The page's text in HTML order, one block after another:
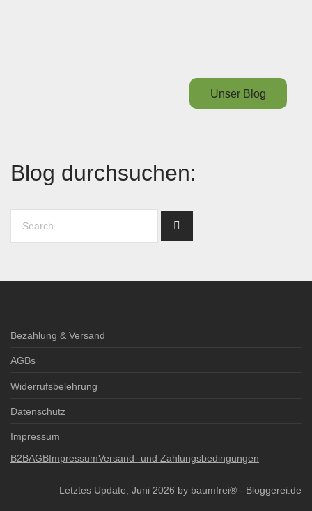
Unser Blog
Blog durchsuchen:
Bezahlung & Versand
AGBs
Widerrufsbelehrung
Datenschutz
Impressum
B2BAGBImpressumVersand- und Zahlungsbedingungen
Letztes Update, Juni 2026 by baumfrei® - Bloggerei.de